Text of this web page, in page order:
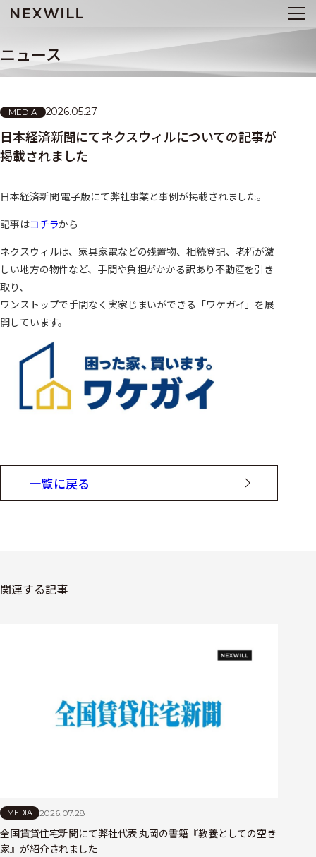
ニュース
MEDIA 2026.05.27
日本経済新聞にてネクスウィルについての記事が
掲載されました
日本経済新聞 電子版にて弊社事業と事例が掲載されました。
記事はコチラから
ネクスウィルは、家具家電などの残置物、相続登記、老朽が激
しい地方の物件など、手間や負担がかかる訳あり不動産を引き
取り、
ワンストップで手間なく実家じまいができる「ワケガイ」を展
開しています。
一覧に戻る
関連する記事
MEDIA 2026.07.28
全国賃貸住宅新聞にて弊社代表 丸岡の書籍『教養としての空き
家』が紹介されました